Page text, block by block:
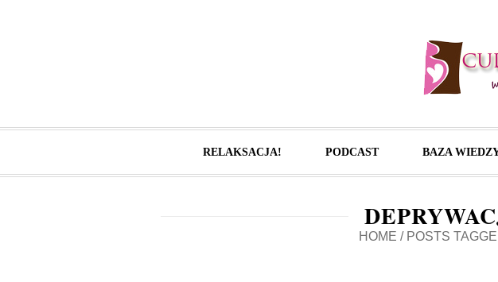
RELAKSACJA! PODCAST BAZA
HOME / POSTS